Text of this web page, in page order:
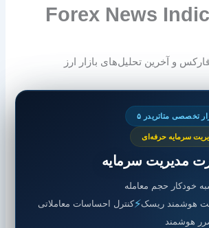
Forex News
تخصصی متاتریدر ۵
سرمایه حرفه‌ای
مدیریت سرمایه
خودکار حجم معامله
هوشمند ریسک⚡کنترل احساسات معاملاتی
هوشمند